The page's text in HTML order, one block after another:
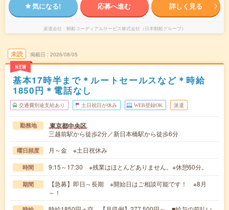
気になる! 応募へ進む 詳しく見る
派遣会社 郵船コーディアルサービス株式会社（日本郵船グループ）
未読
NEW
掲載日 2026/08/05
基本17時半まで＊ルートセールスなど＊時給
1850円＊電話なし
交通費別途支給あり 土日祝日が休み WEB登録OK 派遣
勤務地 東京都中央区
三越前駅から徒歩2分／新日本橋駅から徒歩6分
曜日頻度 月～金 ※土日祝休み
時間 9:15～17:30 ※残業はほとんどありません。※休憩60分。
期間
【急募】即日～長期 ※開始日はご相談可能です！ ※8月
～！